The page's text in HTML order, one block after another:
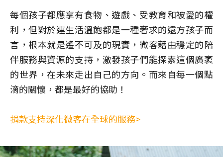
每個孩子都應享有食物、遊戲、受教育和被愛的權
利，但對於連生活溫飽都是一種奢求的遠方孩子而
言，根本就是遙不可及的現實，微客藉由穩定的陪
伴服務與資源的支持，激發孩子們能探索這個廣袤
的世界，在未來走出自己的方向。而來自每一個點
滴的關懷，都是最好的協助！
捐款支持深化微客在全球的服務>